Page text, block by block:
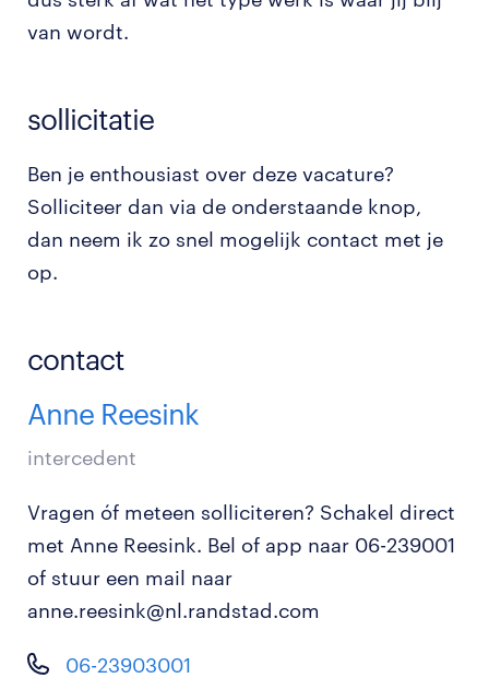
van wordt.
sollicitatie
Ben je enthousiast over deze vacature?
Solliciteer dan via de onderstaande knop,
dan neem ik zo snel mogelijk contact met je
op.
contact
Anne Reesink
intercedent
Vragen óf meteen solliciteren? Schakel direct
met Anne Reesink. Bel of app naar 06-239001
of stuur een mail naar
anne.reesink@nl.randstad.com
06-23903001